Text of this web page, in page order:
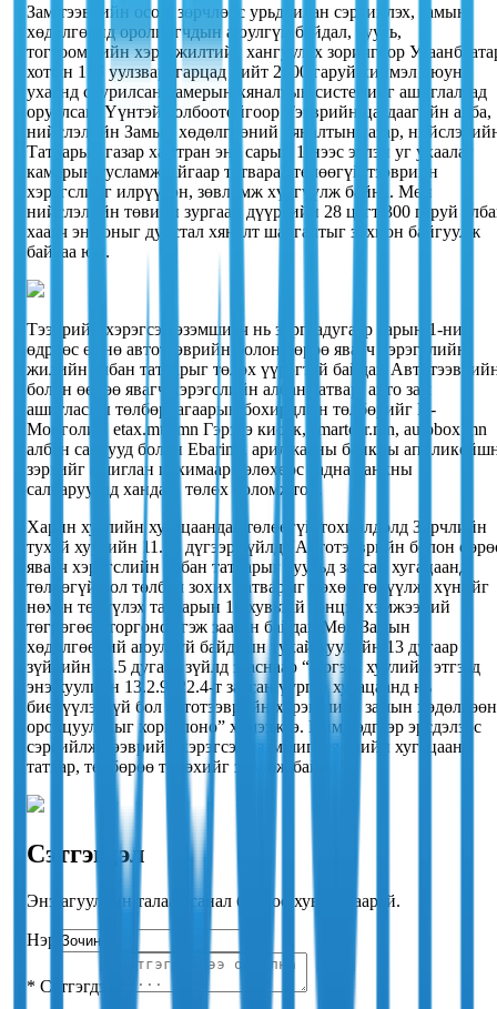
Зам тээврийн осол, зөрчлөөс урьдчилан сэргийлэх, замын
хөдөлгөөнд оролцогчдын аюулгүй байдал, хууль,
тогтоомжийн хэрэгжилтийг хангуулах зорилгоор
хотын 176 уулзвар, гарцад нийт 2600 гаруй хиймэл оюун
ухаанд суурилсан камерын хяналтын системийг ашиглалтад
оруулсан. Үүнтэй холбоотойгоор Тээврийн цагдаагийн алба,
нийслэлийн Замын хөдөлгөөний хяналтын газар,
Татварын газар хамтран энэ сарын 1-нээс эхлэн уг ухаалаг
камерын тусламжтайгаар татвараа төлөөгүй тээврийн
хэрэгслийг илрүүлэн, зөвлөмж хүргүүлж байна. Мөн
нийслэлийн төвийн зургаан дүүргийн 28 цэгт 300 гаруй
хаагч энэ оныг дуустал хяналт шалгалтыг зохион байгуулж
байгаа юм.
Тээврийн хэрэгсэл эзэмшигч нь зургаадугаар сарын 1-ний
өдрөөс өмнө автотээврийн болон өөрөө явагч хэрэгслийн
жилийн албан татварыг төлөх үүрэгтэй байдаг.
болон өөрөө явагч хэрэгслийн албан татвар, авто зам
ашигласны төлбөр, агаарын бохирдлын төлбөрийг И-
Монголиа, etax.mta.mn Гэрэгэ киоск, smartcar.mn, autobox.mn
албан сайтууд болон Ebarimt, арилжааны банкны
зэргийг ашиглан цахимаар төлөхөөс гадна банкны
салбаруудад хандан, төлөх боломжтой.
Харин хуулийн хугацаандаа төлөөгүй тохиолдолд Зөрчлийн
тухай хуулийн 11.19 дүгээр зүйлд “Автотээврийн болон
явагч хэрэгслийн албан татварыг хуульд заасан хугацаанд
төлөөгүй бол төлбөл зохих татварыг нөхөн төлүүлж, хүнийг
нөхөн төлүүлэх татварын 10 хувьтай тэнцэх хэмжээний
төгрөгөөр торгоно” гэж заасан байдаг. Мөн Замын
хөдөлгөөний аюулгүй байдлын тухай хуулийн 13 дугаар
зүйлийн 13.5 дугаар зүйлд зааснаар “Иргэн, хуулийн этгээд
энэ хуулийн 13.2.9, 22.4-т заасан үүргээ хугацаанд нь
биелүүлээгүй бол автотээврийн хэрэгслийг замын
оролцуулахыг хориглоно” хэмээжээ. Иймд эдгээр эрсдэлээс
сэргийлж тээврийн хэрэгсэл эзэмшигч хуулийн хугацаанд
татвар, төлбөрөө төлөхийг зөвлөж байна.
Сэтгэгдэл
Энэ агуулгын талаар санал бодлоо хуваалцаарай.
Нэр
* Сэтгэгдэл